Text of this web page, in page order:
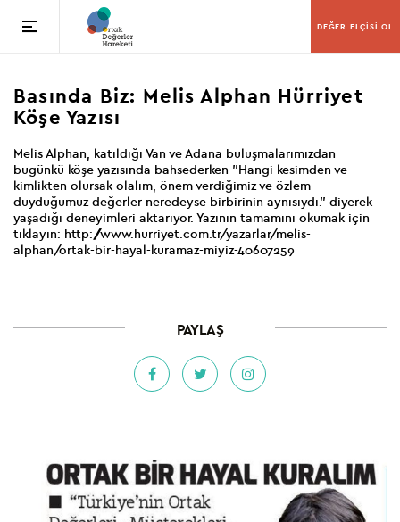
DEĞER ELÇİSİ OL
Basında Biz: Melis Alphan Hürriyet
Köşe Yazısı
Melis Alphan, katıldığı Van ve Adana buluşmalarımızdan
bugünkü köşe yazısında bahsederken "Hangi kesimden ve
kimlikten olursak olalım, önem verdiğimiz ve özlem
duyduğumuz değerler neredeyse birbirinin aynısıydı." diyerek
yaşadığı deneyimleri aktarıyor. Yazının tamamını okumak için
tıklayın: http://www.hurriyet.com.tr/yazarlar/melis-
alphan/ortak-bir-hayal-kuramaz-miyiz-40607259
PAYLAŞ